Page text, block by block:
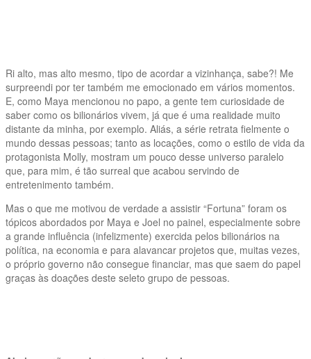
Ri alto, mas alto mesmo, tipo de acordar a vizinhança, sabe?! Me
surpreendi por ter também me emocionado em vários momentos.
E, como Maya mencionou no papo, a gente tem curiosidade de
saber como os bilionários vivem, já que é uma realidade muito
distante da minha, por exemplo. Aliás, a série retrata fielmente o
mundo dessas pessoas; tanto as locações, como o estilo de vida da
protagonista Molly, mostram um pouco desse universo paralelo
que, para mim, é tão surreal que acabou servindo de
entretenimento também.
Mas o que me motivou de verdade a assistir “Fortuna” foram os
tópicos abordados por Maya e Joel no painel, especialmente sobre
a grande influência (infelizmente) exercida pelos bilionários na
política, na economia e para alavancar projetos que, muitas vezes,
o próprio governo não consegue financiar, mas que saem do papel
graças às doações deste seleto grupo de pessoas.